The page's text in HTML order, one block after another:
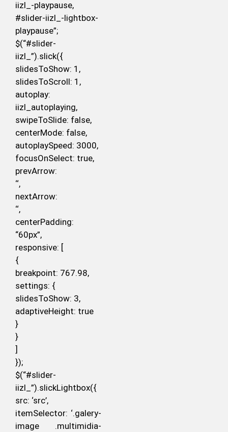
iizl_-playpause,
#slider-iizl_-lightbox-
playpause”;
$(“#slider-
iizl_”).slick({
slidesToShow: 1,
slidesToScroll: 1,
autoplay:
iizl_autoplaying,
swipeToSlide: false,
centerMode: false,
autoplaySpeed: 3000,
focusOnSelect: true,
prevArrow:
‘‘,
nextArrow:
‘‘,
centerPadding:
“60px”,
responsive: [
{
breakpoint: 767.98,
settings: {
slidesToShow: 3,
adaptiveHeight: true
}
}
]
});
$(“#slider-
iizl_”).slickLightbox({
src: ‘src’,
itemSelector: ‘.galery-
image .multimidia-